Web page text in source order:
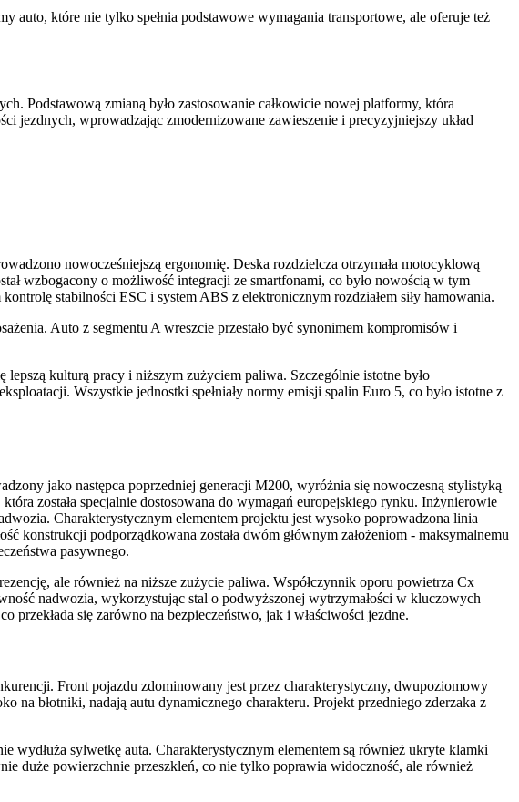
auto, które nie tylko spełnia podstawowe wymagania transportowe, ale oferuje też
Podstawową zmianą było zastosowanie całkowicie nowej platformy, która
jezdnych, wprowadzając zmodernizowane zawieszenie i precyzyjniejszy układ
nowocześniejszą ergonomię. Deska rozdzielcza otrzymała motocyklową
wzbogacony o możliwość integracji ze smartfonami, co było nowością w tym
stabilności ESC i system ABS z elektronicznym rozdziałem siły hamowania.
Auto z segmentu A wreszcie przestało być synonimem kompromisów i
kulturą pracy i niższym zużyciem paliwa. Szczególnie istotne było
Wszystkie jednostki spełniały normy emisji spalin Euro 5, co było istotne z
jako następca poprzedniej generacji M200, wyróżnia się nowoczesną stylistyką
została specjalnie dostosowana do wymagań europejskiego rynku. Inżynierowie
Charakterystycznym elementem projektu jest wysoko poprowadzona linia
konstrukcji podporządkowana została dwóm głównym założeniom - maksymalnemu
pasywnego.
ale również na niższe zużycie paliwa. Współczynnik oporu powietrza Cx
nadwozia, wykorzystując stal o podwyższonej wytrzymałości w kluczowych
przekłada się zarówno na bezpieczeństwo, jak i właściwości jezdne.
Front pojazdu zdominowany jest przez charakterystyczny, dwupoziomowy
na błotniki, nadają autu dynamicznego charakteru. Projekt przedniego zderzaka z
wydłuża sylwetkę auta. Charakterystycznym elementem są również ukryte klamki
duże powierzchnie przeszkleń, co nie tylko poprawia widoczność, ale również